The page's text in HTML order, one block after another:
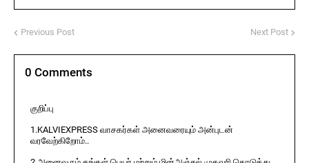
Previous Post Next Post
0 Comments
குறிப்பு
1.KALVIEXPRESS வாசகர்கள் அனைவரையும் அன்புடன்
வரவேற்கிறோம்..